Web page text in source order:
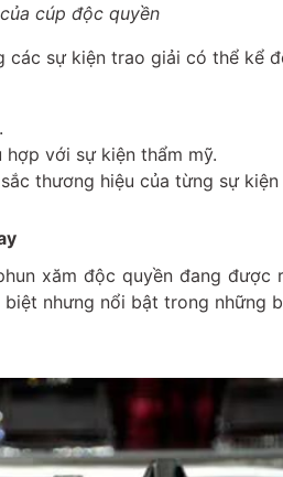
cúp độc quyền
sự kiện trao giải có thể kể
với sự kiện thẩm mỹ.
thương hiệu của từng sự kiện
xăm độc quyền đang
nhưng nổi bật trong những